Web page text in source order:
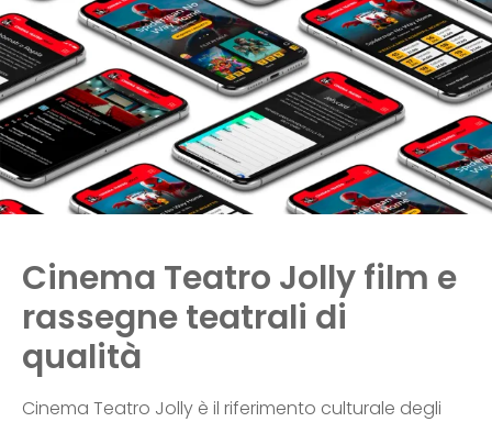
Cinema Teatro Jolly film e
rassegne teatrali di
qualità
Cinema Teatro Jolly è il riferimento culturale degli